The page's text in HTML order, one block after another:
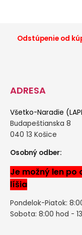
Odstúpenie od
ADRESA
Všetko-Naradie
Budapeštianska 8
040 13 Košice
Osobný odber:
Je možný len po
líšia
Pondelok-Piatok:
Sobota: 8:00 hod -